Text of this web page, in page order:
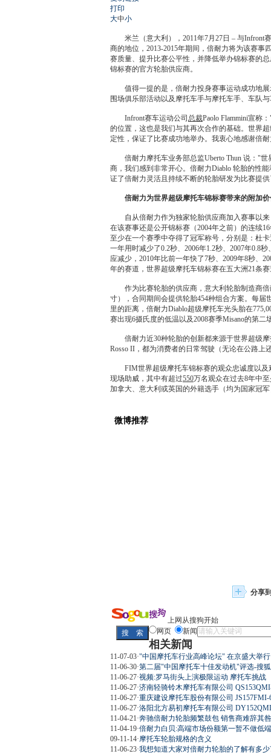
打印
大中小
米兰（意大利），2011年7月27日 – 与Infront
商的地位，2013-2015年期间，倍耐力将为该赛事
赛质量、提升比赛公平性，并降低举办锦标赛的
锦标赛的官方轮胎供应商。
值得一提的是，倍耐力投身赛事运动成功地展
围场俱乐部活动以及摩托车手与摩托车手、车队
Infront赛车运动公司 总裁Paolo Flammini宣称
的位置，这也是我们与其再次合作的基础。世界
定性，保证了比赛成功地举办。我衷心地感谢倍
倍耐力摩托车业务部总监Uberto Thun 说："世
商，我们感到非常开心。倍耐力Diablo 轮胎的性能
证了倍耐力灵活且持续不断的轮胎研发为比赛提
倍耐力为世界超级摩托车锦标赛带来的附加
自从倍耐力作为独家轮胎供应商加入赛事以
在该赛事还是公开锦标赛（2004年之前）的连续
至少在一个赛季中夺得了冠军称号，分别是：杜
一年用时减少了0.2秒、2006年1.2秒、2007年0.8秒
应减少，2010年比前一年快了7秒、2009年8秒、
年的赛道，世界超级摩托车锦标赛在五大洲21条
作为比赛轮胎的供应商，意大利 轮胎制造商
寸），合同期间会提供轮胎454种组合方案。每届
里的距离，倍耐力Diablo超级摩托车光头胎在
赛出现6摄氏度的低温以及2008赛季Misano的第二
倍耐力近30种轮胎的创新都来源于世界超级
Rosso II，都为消费者的日常驾驶（无论在公路上
FIM世界超级摩托车锦标赛的观众忠诚度以及观
现场助威，其中有超过550万名观众在过去8年中
加拿大、意大利或英国的外籍选手（均为国家冠
微博推荐
分享
上网从搜狗开始
网页
新闻
相关新闻
11-07-03·"中国摩托车行业高峰论坛" 在京盛大举行
11-06-30·第二届"中国摩托车十佳发动机"评选-搜
11-06-27·视频:罗马街头上演极限运动 摩托车挑战
11-06-27·济南轻骑铃木摩托车有限公司
11-06-27·重庆建设摩托车股份有限公司 JS157FMI-
11-06-27·洛阳北方易初摩托车有限公司
11-04-21 ·奔驰倍耐力轮胎频繁鼓包 销售商难辞其咎
11-04-19·倍耐力白贝:高端市场份额第一暂不做低
09-11-14·摩托车轮胎规格的含义
11-06-23·我想知道大家对倍耐力轮胎的了解有多少